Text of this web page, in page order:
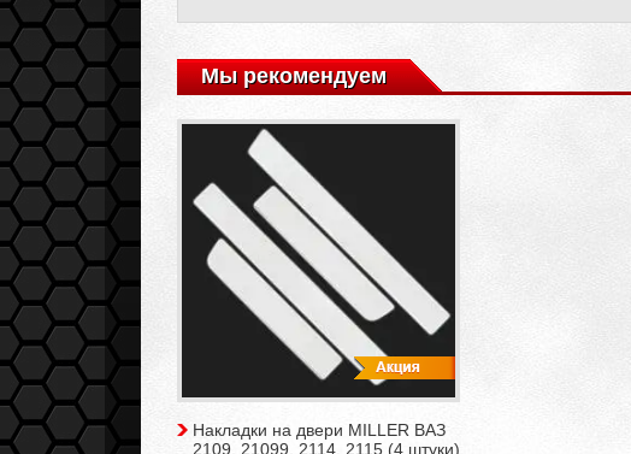
Мы рекомендуем
Накладки на двери MILLER ВАЗ
2109, 21099, 2114, 2115 (4 штуки)